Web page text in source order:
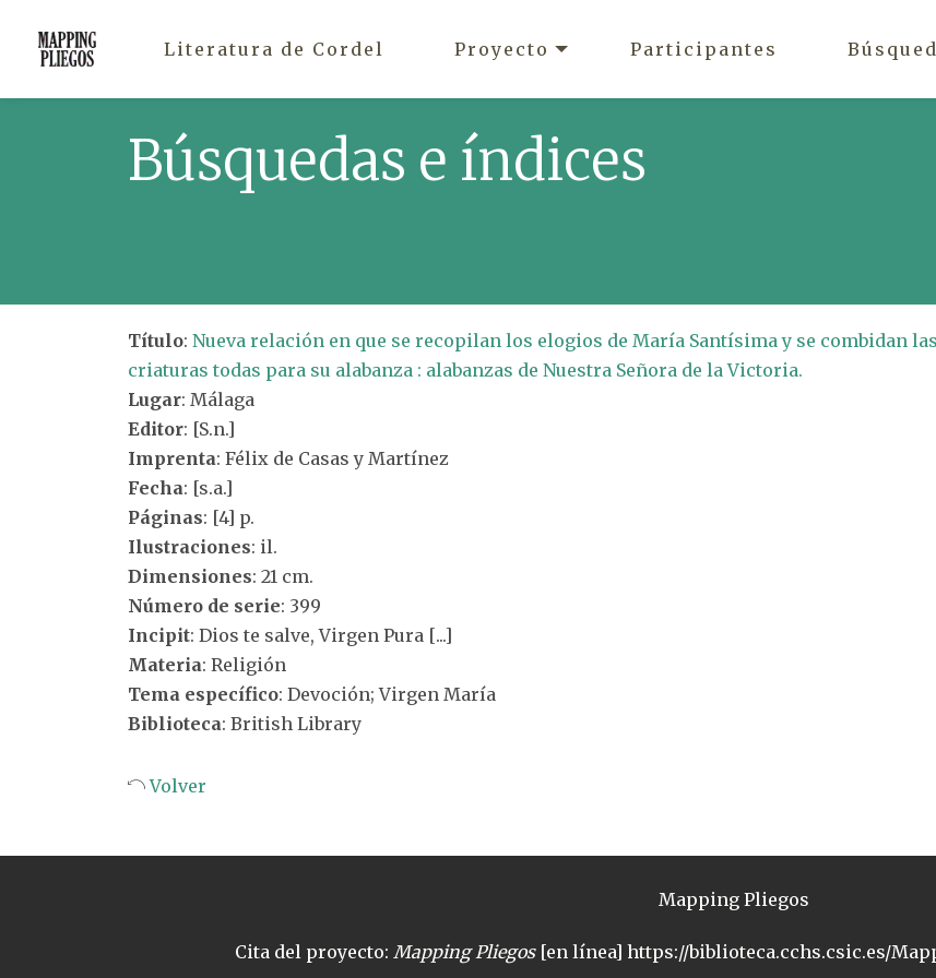
Literatura de Cordel Proyecto Participantes
Búsquedas e índices
Título: Nueva relación en que se recopilan los elogios de María Santísima y se combidan las
criaturas todas para su alabanza : alabanzas de Nuestra Señora de la Victoria.
Lugar: Málaga
Editor: [S.n.]
Imprenta: Félix de Casas y Martínez
Fecha: [s.a.]
Páginas: [4] p.
Ilustraciones: il.
Dimensiones: 21 cm.
Número de serie: 399
Incipit: Dios te salve, Virgen Pura [...]
Materia: Religión
Tema específico: Devoción; Virgen María
Biblioteca: British Library
Volver
Mapping Pliegos
Cita del proyecto: Mapping Pliegos[en línea] https://biblioteca.cchs.csic.es/